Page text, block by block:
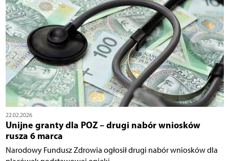
22.02.2026
Unijne granty dla POZ – drugi nabór wniosków
rusza 6 marca
Narodowy Fundusz Zdrowia ogłosił drugi nabór wniosków dla